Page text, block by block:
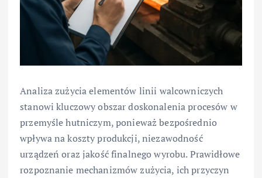
Analiza zużycia elementów linii walcowniczych
stanowi kluczowy obszar doskonalenia procesów w
przemyśle hutniczym, ponieważ bezpośrednio
wpływa na koszty produkcji, niezawodność
urządzeń oraz jakość finalnego wyrobu. Prawidłowe
rozpoznanie mechanizmów zużycia, ich przyczyn